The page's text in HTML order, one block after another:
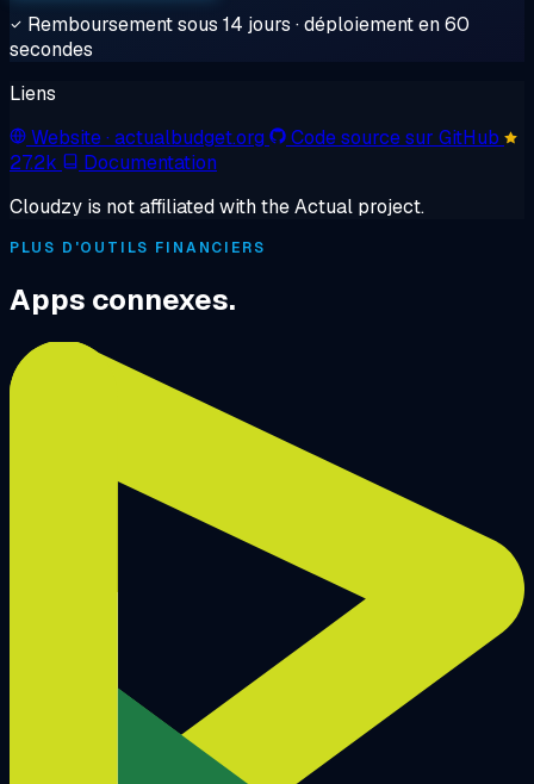
Remboursement sous 14 jours · déploiement en 60
secondes
Liens
Website· actualbudget.org
Code source sur GitHub
27.2k
Documentation
Cloudzy is not affiliated with the Actual project.
PLUS D'OUTILS FINANCIERS
Apps connexes.